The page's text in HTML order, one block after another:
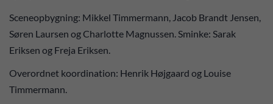
Sceneopbygning: Mikkel Timmermann, Jacob Brandt Jensen,
Søren Laursen og Charlotte Magnussen. Sminke: Sarak
Eriksen og Freja Eriksen.
Overordnet koordination: Henrik Højgaard og Louise
Timmermann.